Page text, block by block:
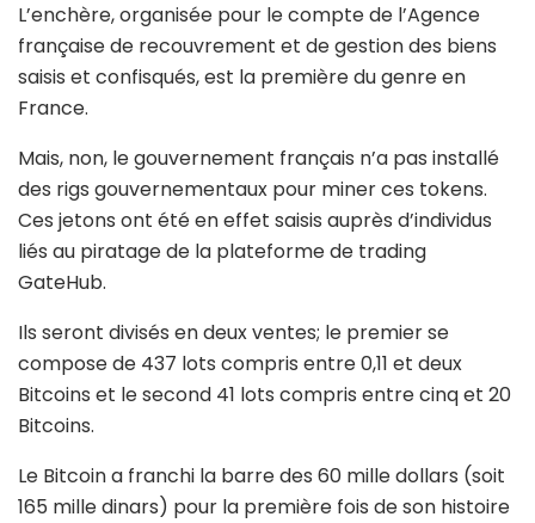
L’enchère, organisée pour le compte de l’Agence
française de recouvrement et de gestion des biens
saisis et confisqués, est la première du genre en
France.
Mais, non, le gouvernement français n’a pas installé
des rigs gouvernementaux pour miner ces tokens.
Ces jetons ont été en effet saisis auprès d’individus
liés au piratage de la plateforme de trading
GateHub.
Ils seront divisés en deux ventes; le premier se
compose de 437 lots compris entre 0,11 et deux
Bitcoins et le second 41 lots compris entre cinq et 20
Bitcoins.
Le Bitcoin a franchi la barre des 60 mille dollars (soit
165 mille dinars) pour la première fois de son histoire